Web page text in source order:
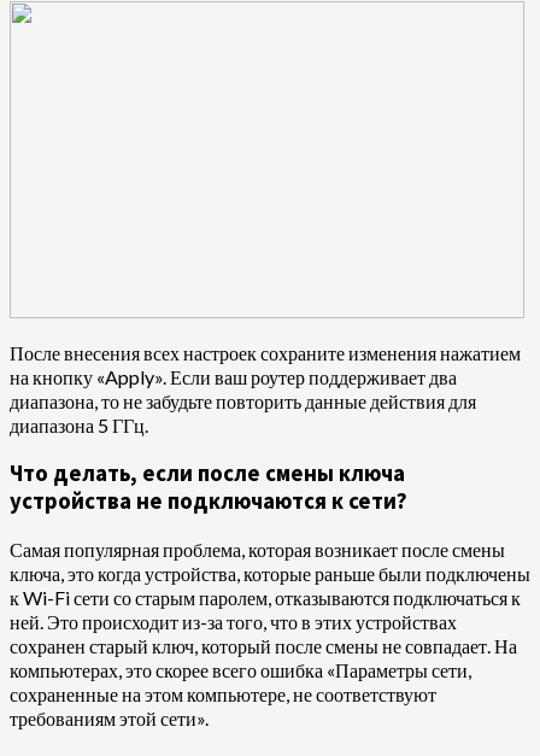
После внесения всех настроек сохраните изменения нажатием
на кнопку «Apply». Если ваш роутер поддерживает два
диапазона, то не забудьте повторить данные действия для
диапазона 5 ГГц.
Что делать, если после смены ключа
устройства не подключаются к сети?
Самая популярная проблема, которая возникает после смены
ключа, это когда устройства, которые раньше были подключены
к Wi-Fi сети со старым паролем, отказываются подключаться к
ней. Это происходит из-за того, что в этих устройствах
сохранен старый ключ, который после смены не совпадает. На
компьютерах, это скорее всего ошибка «Параметры сети,
сохраненные на этом компьютере, не соответствуют
требованиям этой сети».